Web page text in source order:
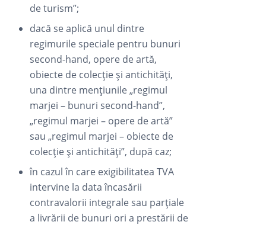
de turism”;
dacă se aplică unul dintre
regimurile speciale pentru bunuri
second-hand, opere de artă,
obiecte de colecție și antichități,
una dintre mențiunile „regimul
marjei – bunuri second-hand”,
„regimul marjei – opere de artă”
sau „regimul marjei – obiecte de
colecție și antichități”, după caz;
în cazul în care exigibilitatea TVA
intervine la data încasării
contravalorii integrale sau parțiale
a livrării de bunuri ori a prestării de